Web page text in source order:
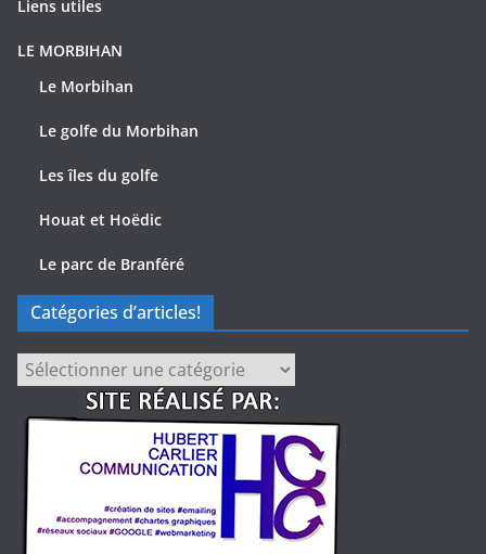
Liens utiles
LE MORBIHAN
Le Morbihan
Le golfe du Morbihan
Les îles du golfe
Houat et Hoëdic
Le parc de Branféré
Catégories d’articles!
Catégories